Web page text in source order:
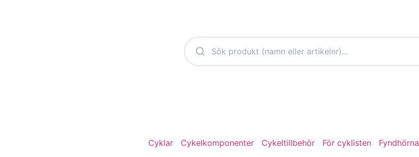
Cyklar Cykelkomponenter Cykeltillbehör För cyklisten Fyndhörna